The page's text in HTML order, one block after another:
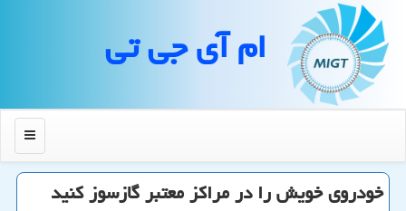
ام آی جی تی
منو
خودروی خویش را در مراكز معتبر گازسوز كنید